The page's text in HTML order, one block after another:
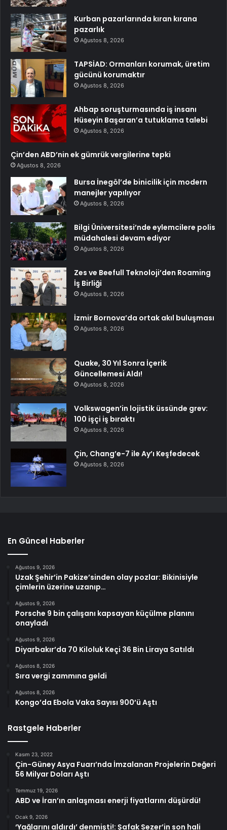
Kurban pazarlarında kıran kırana
pazarlık
Ağustos 8, 2026
TAPSİAD: Ormanları korumak, üretim
gücünü korumaktır
Ağustos 8, 2026
Ahbap soruşturmasında iş insanı
Hüseyin Başaran’a tutuklama talebi
Ağustos 8, 2026
Çin’den ABD’nin ek gümrük vergilerine tepki
Ağustos 8, 2026
Bursa İnegöl’de binicilik için modern
manejler yapılıyor
Ağustos 8, 2026
Bilgi Üniversitesi’nde eylemcilere polis
müdahalesi devam ediyor
Ağustos 8, 2026
Zes ve Beefull Teknoloji’den Roaming
İş Birliği
Ağustos 8, 2026
İzmir Bornova’da ortak akıl buluşması
Ağustos 8, 2026
Quake, 30 Yıl Sonra İçerik
Güncellemesi Aldı!
Ağustos 8, 2026
Volkswagen’in lojistik üssünde grev:
100 işçi iş bıraktı
Ağustos 8, 2026
Çin, Chang’e-7 ile Ay’ı Keşfedecek
Ağustos 8, 2026
En Güncel Haberler
Ağustos 9, 2026
Uzak Şehir’in Pakize’sinden olay pozlar: Bikinisiyle
çimlerin üzerine uzanıp…
Ağustos 9, 2026
Porsche 9 bin çalışanı kapsayan küçülme planını
onayladı
Ağustos 9, 2026
Diyarbakır’da 70 Kiloluk Keçi 36 Bin Liraya Satıldı
Ağustos 8, 2026
Sıra vergi zammına geldi
Ağustos 8, 2026
Kongo’da Ebola Vaka Sayısı 900’ü Aştı
Rastgele Haberler
Kasım 23, 2022
Çin-Güney Asya Fuarı’nda İmzalanan Projelerin Değeri
56 Milyar Doları Aştı
Temmuz 19, 2026
ABD ve İran’ın anlaşması enerji fiyatlarını düşürdü!
Ocak 9, 2026
‘Yağlarını aldırdı’ denmişti!: Şafak Sezer’in son hali